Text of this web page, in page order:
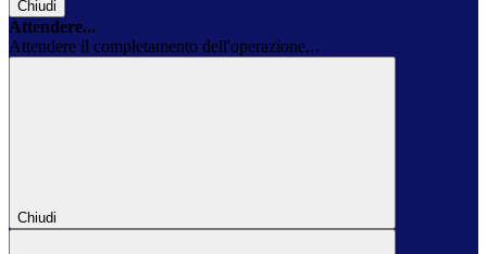
Chiudi
Attendere...
Attendere il completamento dell'operazione...
Chiudi